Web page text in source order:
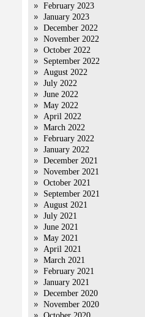
February 2023
January 2023
December 2022
November 2022
October 2022
September 2022
August 2022
July 2022
June 2022
May 2022
April 2022
March 2022
February 2022
January 2022
December 2021
November 2021
October 2021
September 2021
August 2021
July 2021
June 2021
May 2021
April 2021
March 2021
February 2021
January 2021
December 2020
November 2020